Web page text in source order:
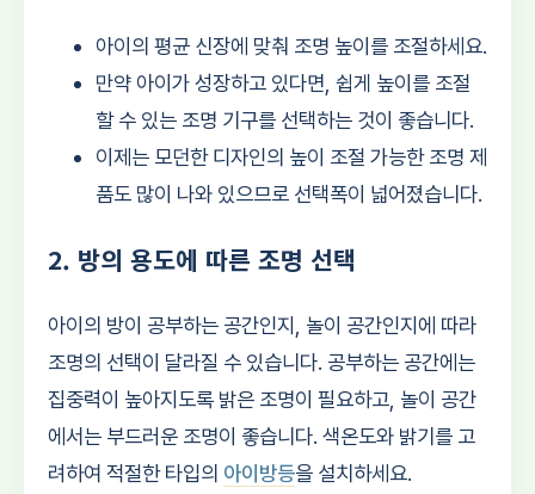
아이의 평균 신장에 맞춰 조명 높이를 조절하세요.
만약 아이가 성장하고 있다면, 쉽게 높이를 조절
할 수 있는 조명 기구를 선택하는 것이 좋습니다.
이제는 모던한 디자인의 높이 조절 가능한 조명 제
품도 많이 나와 있으므로 선택폭이 넓어졌습니다.
2. 방의 용도에 따른 조명 선택
아이의 방이 공부하는 공간인지, 놀이 공간인지에 따라
조명의 선택이 달라질 수 있습니다. 공부하는 공간에는
집중력이 높아지도록 밝은 조명이 필요하고, 놀이 공간
에서는 부드러운 조명이 좋습니다. 색온도와 밝기를 고
려하여 적절한 타입의 아이방등을 설치하세요.